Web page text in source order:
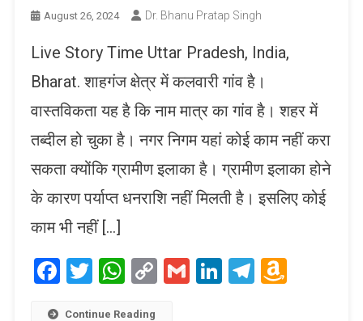
August 26, 2024 Dr. Bhanu Pratap Singh
Live Story Time Uttar Pradesh, India,
Bharat. शाहगंज क्षेत्र में कलवारी गांव है।
वास्तविकता यह है कि नाम मात्र का गांव है। शहर में
तब्दील हो चुका है। नगर निगम यहां कोई काम नहीं करा
सकता क्योंकि ग्रामीण इलाका है। ग्रामीण इलाका होने
के कारण पर्याप्त धनराशि नहीं मिलती है। इसलिए कोई
काम भी नहीं […]
Facebook
Twitter
WhatsApp
CopyGmailLinkedIn
Telegram
Continue Reading